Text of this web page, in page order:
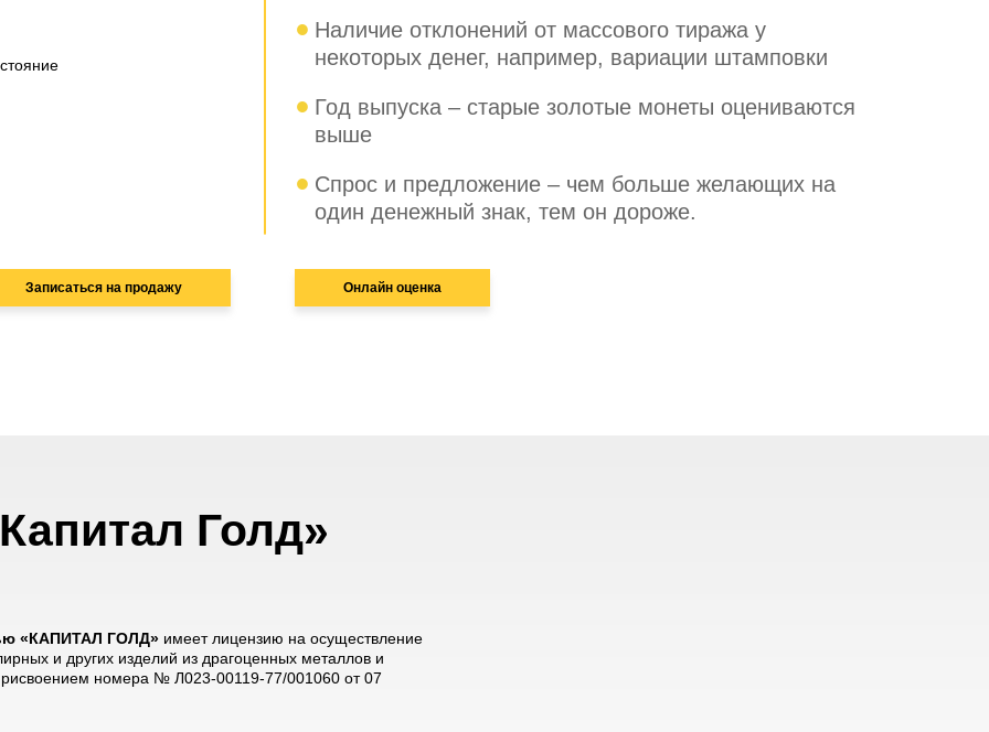
Записаться на продажу
Наличие отклонений от массового тиража у
некоторых денег, например, вариации штамповки
Год выпуска – старые золотые монеты оцениваются
выше
Спрос и предложение – чем больше желающих на
один денежный знак, тем он дороже.
Онлайн оценка
Голд»
«КАПИТАЛ ГОЛД» имеет лицензию на осуществление
и других изделий из драгоценных металлов и
номера № Л023-00119-77/001060 от 07